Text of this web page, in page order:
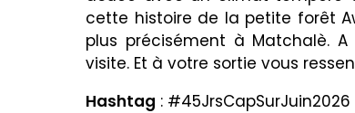
cette histoire de la petite forêt
plus précisément à Matchalè.
visite. Et à votre sortie vous
Hashtag : #45JrsCapSurJuin2026